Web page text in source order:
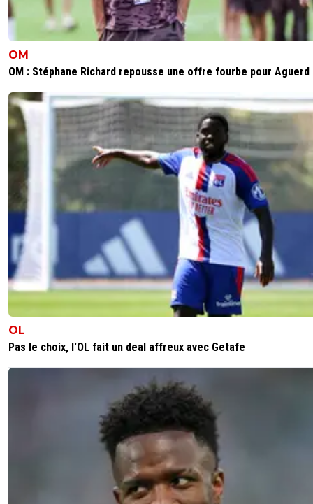
OM
OM : Stéphane Richard repousse une offre fourbe pour Aguerd
OL
Pas le choix, l'OL fait un deal affreux avec Getafe